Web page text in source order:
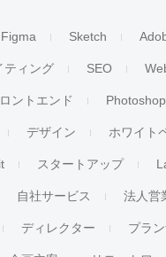
Figma Sketch
ティング SEO
ントエンド Photoshop
デザイン ホワイト
スタートアップ
自社サービス 法人営
ディレクター プラ